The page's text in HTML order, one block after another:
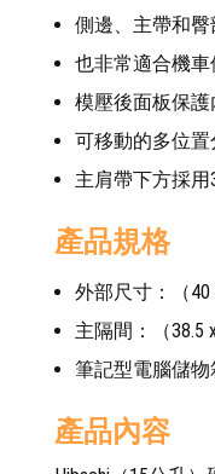
側邊、主帶和
也非常適合機車
模壓後面板保
可移動的多位
主肩帶下方採
產品規格
外部尺寸：（40
主隔間：（38.5
筆記型電腦儲物
產品內容